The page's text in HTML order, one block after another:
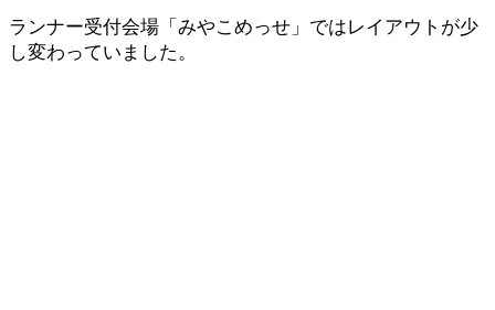
ランナー受付会場「みやこめっせ」ではレイアウトが少
し変わっていました。